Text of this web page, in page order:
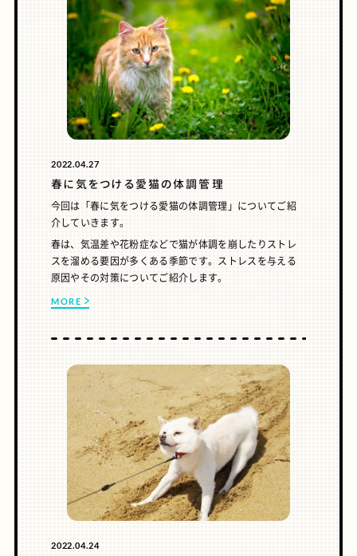
2022.04.27
春に気をつける愛猫の体調管理
今回は「春に気をつける愛猫の体調管理」についてご紹
介していきます。
春は、気温差や花粉症などで猫が体調を崩したりストレ
スを溜める要因が多くある季節です。ストレスを与える
原因やその対策についてご紹介します。
MORE
2022.04.24